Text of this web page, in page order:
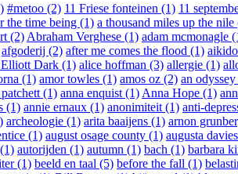
#metoo (2) 11 Friese fonteinen (1) 11
the time being (1) a thousand miles up the nile
(2) Abraham Verghese (1) adam mcmonagle
afgoderij (2) after me comes the flood (1)
Dark (1) alice hoffman (3) allergie (1)
(1) amor towles (1) amos oz (2) an
(1) anna enquist (1) Anna Hope (1)
(1) annie ernaux (1) anonimiteit (1) anti-
archeologie (1) arita baaijens (1) arnon
(1) august osage county (1) augusta
autorijden (1) autumn (1) bach (1) barbara
(1) beeld en taal (5) before the fall (1)